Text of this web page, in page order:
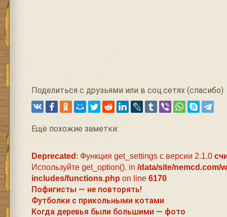
Поделиться с друзьями или в соц.сетях (спасибо)
Ещё похожие заметки:
Deprecated : Функция get_settings с версии 2.1.0
Используйте get_option(). in /data/site/nemcd.com/
includes/functions.php on line 6170
Пофигисты — не повторять!
Футболки с прикольными котами
Когда деревья были большими — фото